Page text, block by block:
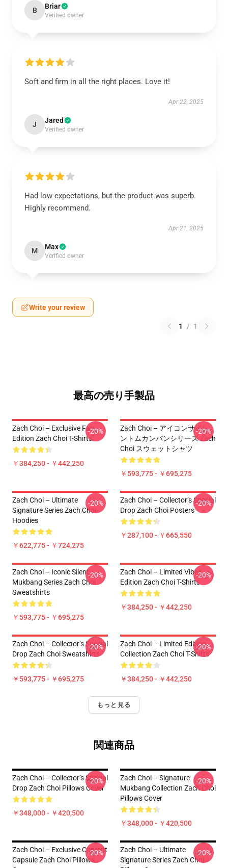
B Briar
Verified owner
Soft and firm in all the right places. Love it!
Apr 22, 2025
J Jared
Verified owner
Had low expectations, but the product was superb.
Highly recommend.
Apr 21, 2025
M Max
Verified owner
Write your review
1 / 1
最高の売り手製品
Zach Choi – Exclusive Fan
Edition Zach Choi T-Shirts
￥384,250 - ￥442,250
-20%
Zach Choi – アイコンサイレ
ントムカンバンシリーズ Zach
Choi スウェットシャツ
￥593,775 - ￥695,275
-20%
Zach Choi – Ultimate
Signature Series Zach Choi
Hoodies
￥622,775 - ￥724,275
-20%
Zach Choi – Collector’s Special
Drop Zach Choi Posters
￥287,100 - ￥665,550
-20%
Zach Choi – Iconic Silent
Mukbang Series Zach Choi
Sweatshirts
￥593,775 - ￥695,275
-20%
Zach Choi – Limited Vibes
Edition Zach Choi T-Shirts
￥384,250 - ￥442,250
-20%
Zach Choi – Collector’s Special
Drop Zach Choi Sweatshirts
￥593,775 - ￥695,275
-20%
Zach Choi – Limited Edition
Collection Zach Choi T-Shirts
￥384,250 - ￥442,250
-20%
もっと見る
関連商品
Zach Choi – Collector’s Special
Drop Zach Choi Pillows Cover
￥348,000 - ￥420,500
-20%
Zach Choi – Signature
Mukbang Collection Zach Choi
Pillows Cover
￥348,000 - ￥420,500
-20%
Zach Choi – Exclusive Content
Capsule Zach Choi Pillows
-20%
Zach Choi – Ultimate
Signature Series Zach Choi
-20%